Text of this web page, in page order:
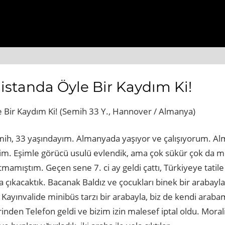
Öyle Bir Kaydım Ki!
Bir Kaydım Ki! (Semih 33 Y., Hannover / Almanya)
33 yaşındayım. Almanyada yaşıyor ve çalışıyorum.
Eşimle görücü usulü evlendik, ama çok sükür çok da
Geçen sene 7. ci ay geldi çattı, Türkiyeye
Bacanak Baldız ve çocukları binek bir
minibüs tarzı bir arabayla, biz de kendi
Telefon geldi ve bizim izin malesef iptal oldu.